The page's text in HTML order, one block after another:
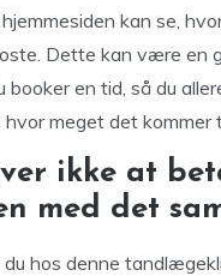
kan se,
Dette kan være en
booker en tid, så du
meget det kommer
ikke at
med det
du hos denne